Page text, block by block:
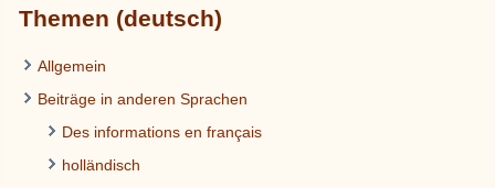
Themen (deutsch)
Allgemein
Beiträge in anderen Sprachen
Des informations en français
holländisch